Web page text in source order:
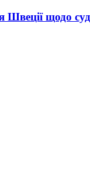
Швеції щодо